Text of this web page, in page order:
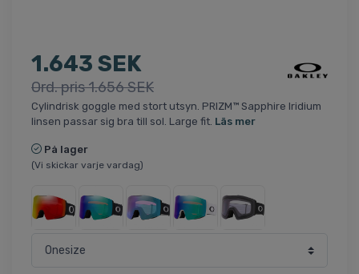
1.643 SEK
Ord. pris 1.656 SEK
Cylindrisk goggle med stort utsyn. PRIZM™ Sapphire Iridium
linsen passar sig bra till sol. Large fit. Läs mer
På lager
(Vi skickar varje vardag)